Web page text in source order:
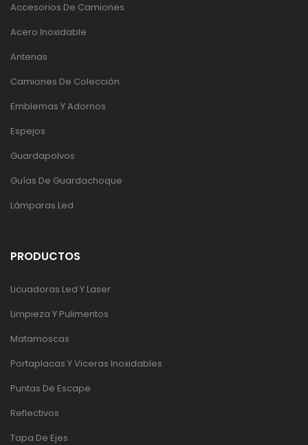
Accesorios De Camiones
Acero Inoxidable
Antenas
Camiones De Colección
Emblemas Y Adornos
Espejos
Guardapolvos
Guías De Guardachoque
Lámparas Led
PRODUCTOS
Licuadoras Led Y Laser
Limpieza Y Pulimentos
Matamoscas
Portaplacas Y Viceras Inoxidables
Puntas De Escape
Reflectivos
Tapa De Ejes